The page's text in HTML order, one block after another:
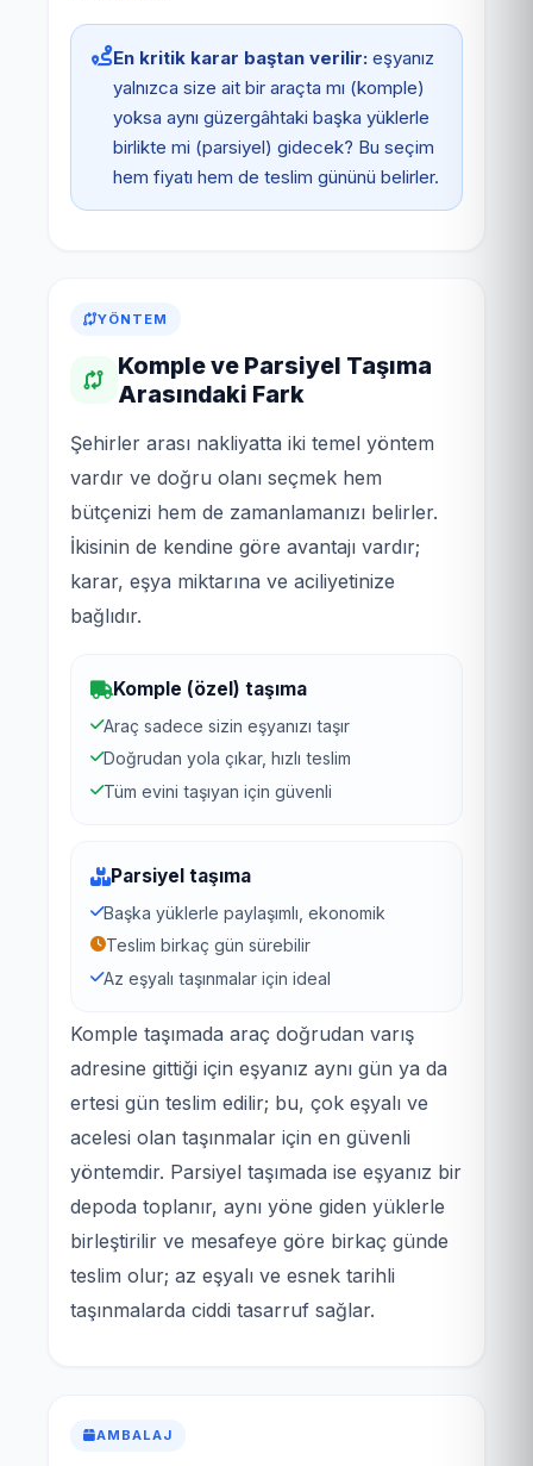
En kritik karar baştan verilir: eşyanız
yalnızca size ait bir araçta mı (komple)
yoksa aynı güzergâhtaki başka yüklerle
birlikte mi (parsiyel) gidecek? Bu seçim
hem fiyatı hem de teslim gününü belirler.
YÖNTEM
Komple ve Parsiyel Taşıma
Arasındaki Fark
Şehirler arası nakliyatta iki temel yöntem
vardır ve doğru olanı seçmek hem
bütçenizi hem de zamanlamanızı belirler.
İkisinin de kendine göre avantajı vardır;
karar, eşya miktarına ve aciliyetinize
bağlıdır.
Komple (özel) taşıma
Araç sadece sizin eşyanızı taşır
Doğrudan yola çıkar, hızlı teslim
Tüm evini taşıyan için güvenli
Parsiyel taşıma
Başka yüklerle paylaşımlı, ekonomik
Teslim birkaç gün sürebilir
Az eşyalı taşınmalar için ideal
Komple taşımada araç doğrudan varış
adresine gittiği için eşyanız aynı gün ya da
ertesi gün teslim edilir; bu, çok eşyalı ve
acelesi olan taşınmalar için en güvenli
yöntemdir. Parsiyel taşımada ise eşyanız bir
depoda toplanır, aynı yöne giden yüklerle
birleştirilir ve mesafeye göre birkaç günde
teslim olur; az eşyalı ve esnek tarihli
taşınmalarda ciddi tasarruf sağlar.
AMBALAJ